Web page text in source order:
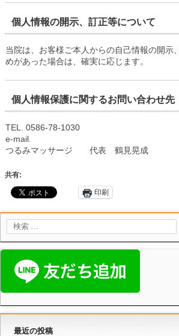
個人情報の開示、訂正等について
当院は、お客様ご本人からの自己情報の開示
めがあった場合は、確実に応じます。
個人情報保護に関するお問い合わせ先
TEL. 0586-78-1030
e-mail.
つるみマッサージ 代表 鶴見晃成
共有:
印刷
最近の投稿